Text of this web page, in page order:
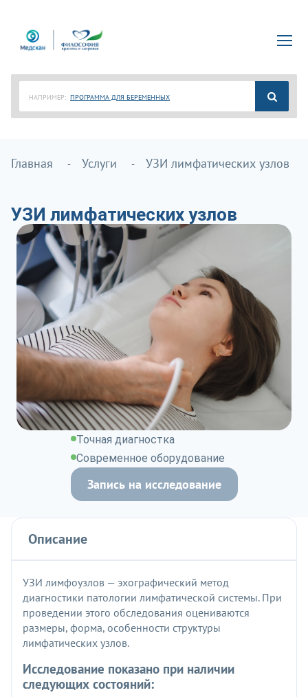
НАПРИМЕР: ПРОГРАММА ДЛЯ БЕРЕМЕННЫХ
Главная Услуги УЗИ лимфатических узлов
Точная диагностка
Современное оборудование
Запись на исследование
УЗИ лимфатических узлов
Описание
УЗИ лимфоузлов — эхографический метод
диагностики патологии лимфатической системы. При
проведении этого обследования оцениваются
размеры, форма, особенности структуры
лимфатических узлов.
Исследование показано при наличии
следующих состояний: